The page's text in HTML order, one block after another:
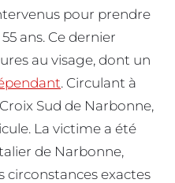
pour prendre
ans. Ce dernier
au visage, dont un
. Circulant à
Sud de Narbonne,
La victime a été
de Narbonne,
circonstances exactes